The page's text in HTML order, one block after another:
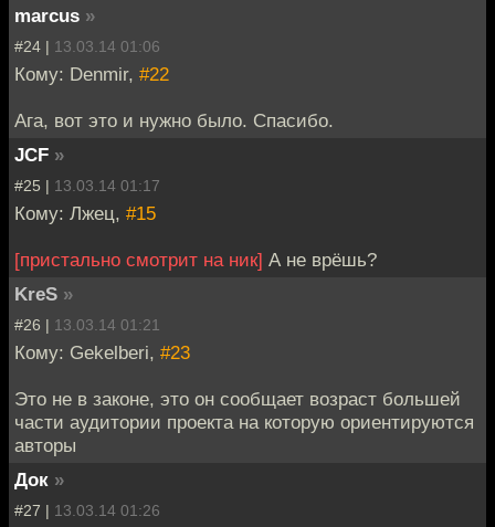
marcus »
#24 | 13.03.14 01:06
Кому: Denmir, #22
Ага, вот это и нужно было. Спасибо.
JCF »
#25 | 13.03.14 01:17
Кому: Лжец, #15
[пристально смотрит на ник] А не врёшь?
KreS »
#26 | 13.03.14 01:21
Кому: Gekelberi, #23
Это не в законе, это он сообщает возраст большей
части аудитории проекта на которую ориентируются
авторы
Док »
#27 | 13.03.14 01:26